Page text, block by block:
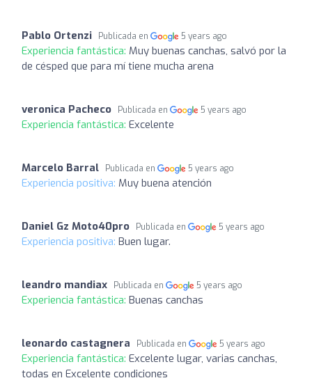
Pablo Ortenzi Publicada en 5 years ago
Experiencia fantástica: Muy buenas canchas, salvó por la
de césped que para mí tiene mucha arena
veronica Pacheco Publicada en 5 years ago
Experiencia fantástica: Excelente
Marcelo Barral Publicada en 5 years ago
Experiencia positiva: Muy buena atención
Daniel Gz Moto40pro Publicada en 5 years ago
Experiencia positiva: Buen lugar.
leandro mandiax Publicada en 5 years ago
Experiencia fantástica: Buenas canchas
leonardo castagnera Publicada en 5 years ago
Experiencia fantástica: Excelente lugar, varias canchas,
todas en Excelente condiciones